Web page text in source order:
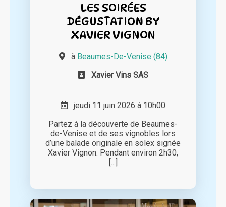
LES SOIRÉES
DÉGUSTATION BY
XAVIER VIGNON
à Beaumes-De-Venise (84)
Xavier Vins SAS
jeudi 11 juin 2026 à 10h00
Partez à la découverte de Beaumes-
de-Venise et de ses vignobles lors
d’une balade originale en solex signée
Xavier Vignon. Pendant environ 2h30,
[...]